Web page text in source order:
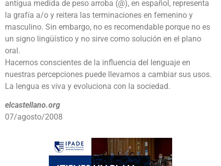
antigua medida de peso arroba (@), en español, representa
la grafía a/o y reitera las terminaciones en femenino y
masculino. Sin embargo, no es recomendable porque no es
un signo lingüístico y no sirve como solución en el plano
oral.
Hacernos conscientes de la influencia del lenguaje en
nuestras percepciones puede llevarnos a cambiar sus usos.
La lengua es viva y evoluciona con la sociedad.
elcastellano.org
07/agosto/2008